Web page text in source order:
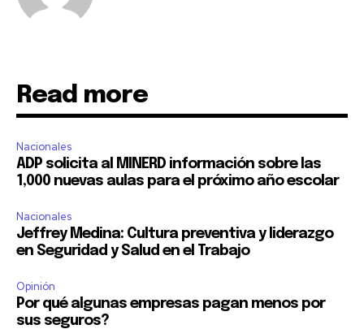
Read more
Nacionales
ADP solicita al MINERD información sobre las
1,000 nuevas aulas para el próximo año escolar
Nacionales
Jeffrey Medina: Cultura preventiva y liderazgo
en Seguridad y Salud en el Trabajo
Opinión
Por qué algunas empresas pagan menos por
sus seguros?